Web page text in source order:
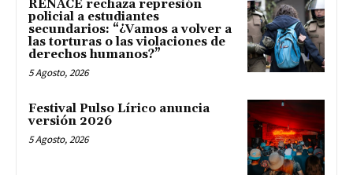
RENACE rechaza represión
policial a estudiantes
secundarios: “¿Vamos a volver a
las torturas o las violaciones de
derechos humanos?”
5 Agosto, 2026
Festival Pulso Lírico anuncia
versión 2026
5 Agosto, 2026